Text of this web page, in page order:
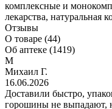
комплексные и
лекарства, натуральная
Отзывы
О товаре (44)
Об аптеке (1419)
М
Михаил Г.
16.06.2026
Доставили быстро,
горошины не выпадают,